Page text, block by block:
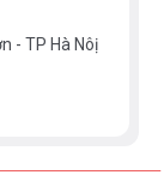
- TP Hà Nôị